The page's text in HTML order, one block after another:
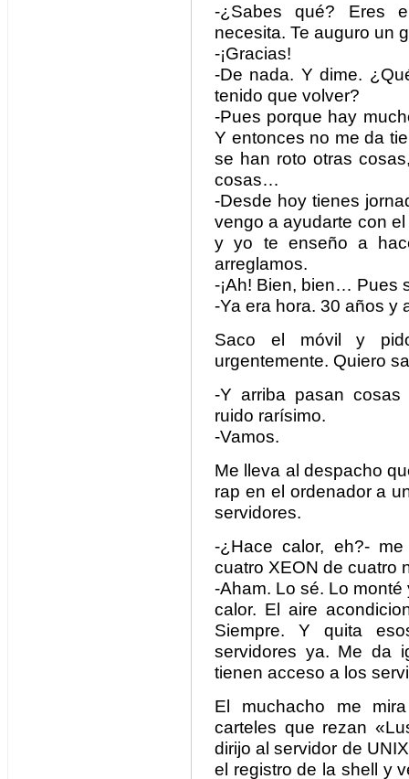
-¿Sabes qué? Eres
necesita. Te auguro un
-¡Gracias!
-De nada. Y dime.
tenido que volver?
-Pues porque hay
Y entonces no me da
se han roto otras
cosas…
-Desde hoy tienes
vengo a ayudarte con
y yo te enseño a
arreglamos.
-¡Ah! Bien, bien… Pues
-Ya era hora. 30 años y
Saco el móvil y
urgentemente. Quiero
-Y arriba pasan cosas
ruido rarísimo.
-Vamos.
Me lleva al despacho
rap en el ordenador a
servidores.
-¿Hace calor, eh?-
cuatro XEON de cuatro
-Aham. Lo sé. Lo
calor. El aire
Siempre. Y quita
servidores ya. Me da
tienen acceso a los
El muchacho me
carteles que rezan
dirijo al servidor de
el registro de la shell y